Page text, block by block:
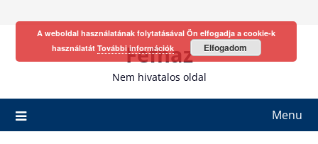
Fefhaz
Nem hivatalos oldal
Menu
A weboldal használatának folytatásával Ön elfogadja a cookie-k
használatát További információk Elfogadom